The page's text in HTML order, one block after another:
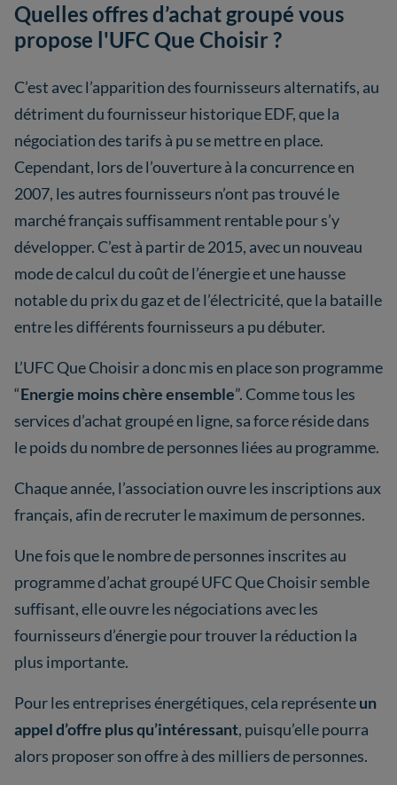
Quelles offres d’achat groupé vous
propose l'UFC Que Choisir ?
C’est avec l’apparition des fournisseurs alternatifs, au
détriment du fournisseur historique EDF, que la
négociation des tarifs à pu se mettre en place.
Cependant, lors de l’ouverture à la concurrence en
2007, les autres fournisseurs n’ont pas trouvé le
marché français suffisamment rentable pour s’y
développer. C’est à partir de 2015, avec un nouveau
mode de calcul du coût de l’énergie et une hausse
notable du prix du gaz et de l’électricité, que la bataille
entre les différents fournisseurs a pu débuter.
L’UFC Que Choisir a donc mis en place son programme
“Energie moins chère ensemble”. Comme tous les
services d’achat groupé en ligne, sa force réside dans
le poids du nombre de personnes liées au programme.
Chaque année, l’association ouvre les inscriptions aux
français, afin de recruter le maximum de personnes.
Une fois que le nombre de personnes inscrites au
programme d’achat groupé UFC Que Choisir semble
suffisant, elle ouvre les négociations avec les
fournisseurs d’énergie pour trouver la réduction la
plus importante.
Pour les entreprises énergétiques, cela représenteun
appel d’offre plus qu’intéressant, puisqu’elle pourra
alors proposer son offre à des milliers de personnes.